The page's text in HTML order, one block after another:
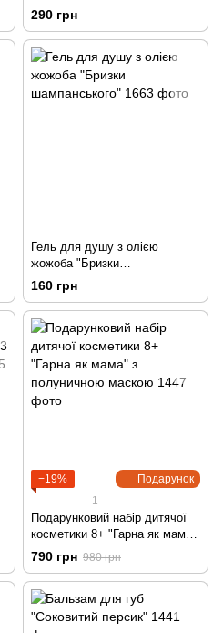
мерехтливий блиск, 7+
290 грн
Гель для душу з олією
жожоба "Бризки
шампанського"
160 грн
Подарунок
−19%
1
Подарунковий набір дитячої
косметики 8+ "Гарна як мама"
з полуничною маскою
790 грн 980 грн